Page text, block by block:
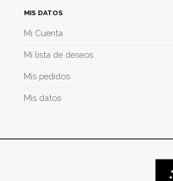
MIS DATOS
Mi Cuenta
Mi lista de deseos
Mis pedidos
Mis datos